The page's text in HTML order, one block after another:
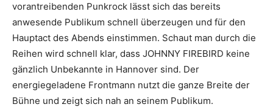
vorantreibenden Punkrock lässt sich das bereits
anwesende Publikum schnell überzeugen und für den
Hauptact des Abends einstimmen. Schaut man durch die
Reihen wird schnell klar, dass JOHNNY FIREBIRD keine
gänzlich Unbekannte in Hannover sind. Der
energiegeladene Frontmann nutzt die ganze Breite der
Bühne und zeigt sich nah an seinem Publikum.